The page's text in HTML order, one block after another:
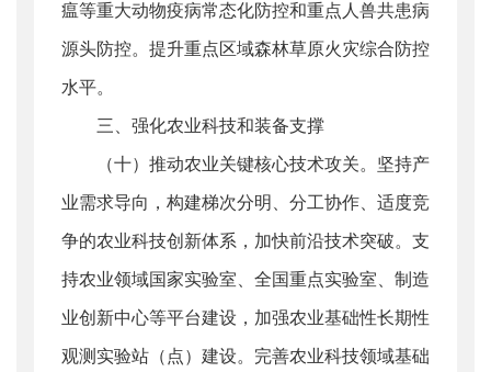
瘟等重大动物疫病常态化防控和重点人兽共患病
源头防控。提升重点区域森林草原火灾综合防控
水平。
三、强化农业科技和装备支撑
（十）推动农业关键核心技术攻关。坚持产
业需求导向，构建梯次分明、分工协作、适度竞
争的农业科技创新体系，加快前沿技术突破。支
持农业领域国家实验室、全国重点实验室、制造
业创新中心等平台建设，加强农业基础性长期性
观测实验站（点）建设。完善农业科技领域基础